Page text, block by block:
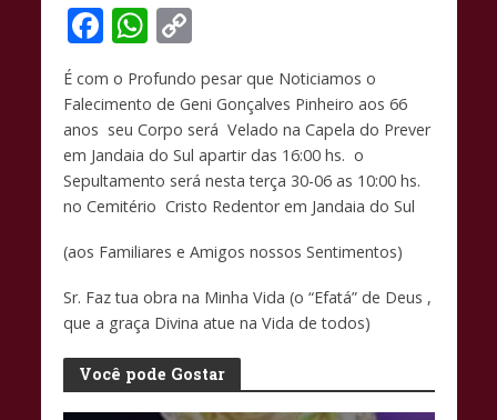
F
ac
e
b
o
o
k
W
h
at
s
A
p
p
C
p
y
Li
n
k
É com o Profundo pesar que Noticiamos o
Falecimento de Geni Gonçalves Pinheiro aos 66
anos seu Corpo será Velado na Capela do Prever
em Jandaia do Sul apartir das 16:00 hs. o
Sepultamento será nesta terça 30-06 as 10:00 hs.
no Cemitério Cristo Redentor em Jandaia do Sul
(aos Familiares e Amigos nossos Sentimentos)
Sr. Faz tua obra na Minha Vida (o “Efatá” de Deus ,
que a graça Divina atue na Vida de todos)
Você pode Gostar